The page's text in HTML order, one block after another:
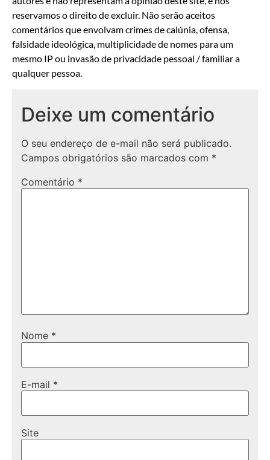
reservamos o direito de excluir. Não serão aceitos
comentários que envolvam crimes de calúnia, ofensa,
falsidade ideológica, multiplicidade de nomes para um
mesmo IP ou invasão de privacidade pessoal / familiar a
qualquer pessoa.
Deixe um comentário
O seu endereço de e-mail não será publicado.
Campos obrigatórios são marcados com *
Comentário *
Nome *
E-mail *
Site